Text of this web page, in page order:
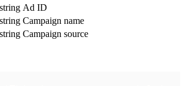
string Ad ID
string Campaign name
string Campaign source